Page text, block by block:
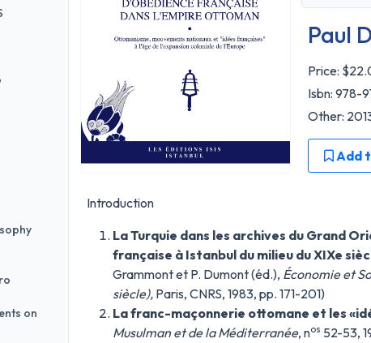
on
Paul
Price:
Isbn: 978-
Other:
Add
Introduction
La Turquie dans les archives du Grand
française à Istanbul du milieu du XIXe
Grammont et P. Dumont (éd.), Économie et
siècle),Paris, CNRS, 1983, pp. 171-201)
La franc-maçonnerie ottomane et les
Musulman et de la Méditerranée, nos 52-53,